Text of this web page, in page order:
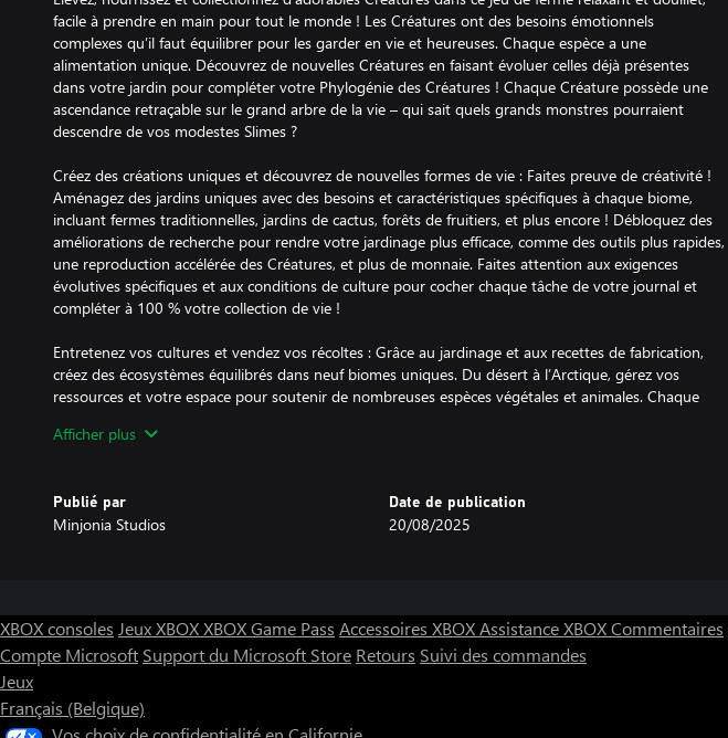
facile à prendre en main pour tout le monde ! Les Créatures ont des besoins émotionnels
complexes qu’il faut équilibrer pour les garder en vie et heureuses. Chaque espèce a une
alimentation unique. Découvrez de nouvelles Créatures en faisant évoluer celles déjà présentes
dans votre jardin pour compléter votre Phylogénie des Créatures ! Chaque Créature possède une
ascendance retraçable sur le grand arbre de la vie – qui sait quels grands monstres pourraient
descendre de vos modestes Slimes ?
Créez des créations uniques et découvrez de nouvelles formes de vie : Faites preuve de créativité !
Aménagez des jardins uniques avec des besoins et caractéristiques spécifiques à chaque biome,
incluant fermes traditionnelles, jardins de cactus, forêts de fruitiers, et plus encore ! Débloquez des
améliorations de recherche pour rendre votre jardinage plus efficace, comme des outils plus rapides,
une reproduction accélérée des Créatures, et plus de monnaie. Faites attention aux exigences
évolutives spécifiques et aux conditions de culture pour cocher chaque tâche de votre journal et
compléter à 100 % votre collection de vie !
Entretenez vos cultures et vendez vos récoltes : Grâce au jardinage et aux recettes de fabrication,
créez des écosystèmes équilibrés dans neuf biomes uniques. Du désert à l’Arctique, gérez vos
ressources et votre espace pour soutenir de nombreuses espèces végétales et animales. Chaque
particuliers de vos cultures et expérimentez différentes méthodes d’entretien pour améliorer vos
automatiser et optimiser vos tâches de jardinage !
Afficher plus
Publié par
Minjonia Studios
Date de publication
20/08/2025
XBOX consoles Jeux XBOXXBOX Game Pass Accessoires XBOXAssistance XBOXCommentaires
Compte Microsoft Support du Microsoft Store Retours Suivi des commandes
Jeux
Français (Belgique)